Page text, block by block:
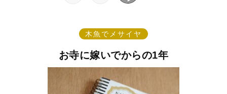
木魚でメサイヤ
お寺に嫁いでからの1年